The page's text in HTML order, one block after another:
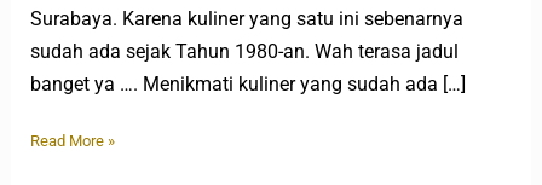
Surabaya. Karena kuliner yang satu ini sebenarnya
sudah ada sejak Tahun 1980-an. Wah terasa jadul
banget ya …. Menikmati kuliner yang sudah ada […]
Read More »